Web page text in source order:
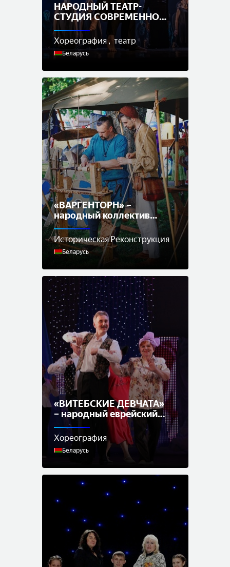
НАРОДНЫЙ ТЕАТР-
СТУДИЯ СОВРЕМЕННОЙ
ХОРЕОГРАФИИ –
заслуженный
любительский коллектив
Республики Беларусь
Хореография театр
Беларусь
«ВАРГЕНТОРН» –
народный коллектив
исторической
реконструкции
Историческая Реконструкция
Беларусь
«ВИТЕБСКИЕ ДЕВЧАТА»
– народный еврейский
национальный вокально-
хореографический
ансамбль
Хореография
Беларусь